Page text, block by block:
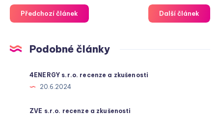
Předchozí článek Další článek
Podobné články
4ENERGY s.r.o. recenze a zkušenosti
20.6.2024
ZVE s.r.o. recenze a zkušenosti